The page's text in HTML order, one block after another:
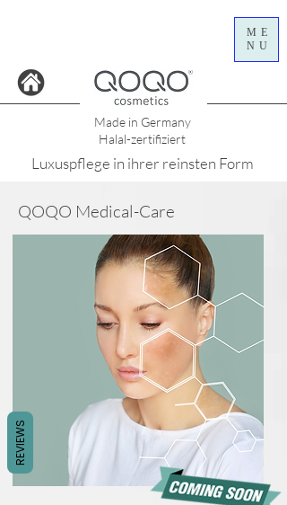
Made in Germany
Halal-zertifiziert
Luxuspflege in ihrer reinsten Form
ME
NU
QOQO Medical-Care
REVIEWS